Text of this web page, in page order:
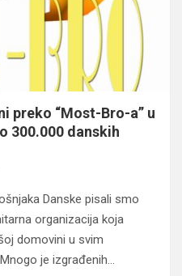
preko “Most-Bro-a” u
300.000 danskih
Danske pisali smo
organizacija koja
domovini u svim
je izgrađenih…